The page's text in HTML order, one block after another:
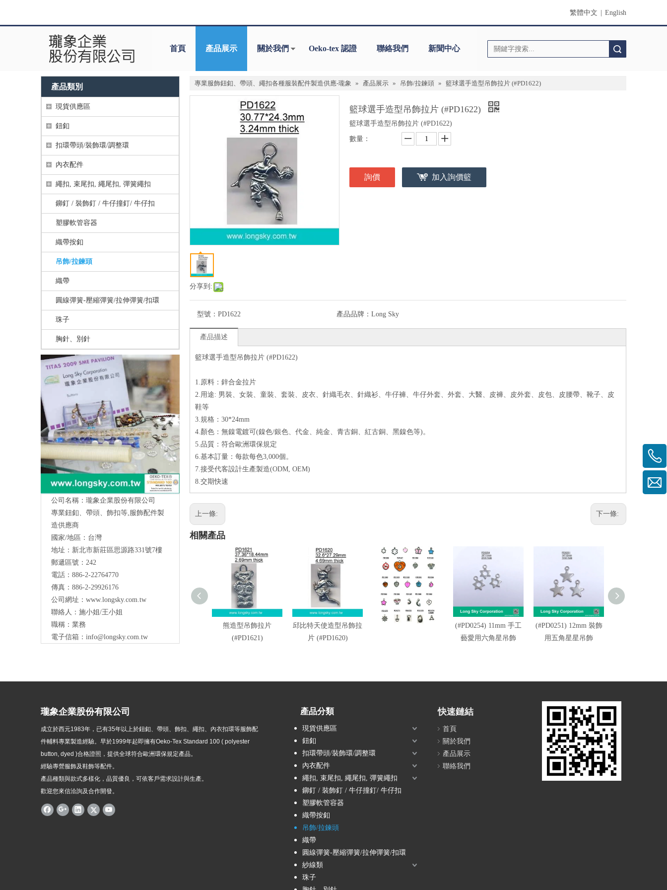
繁體中文 English
首頁 產品展示 關於我們 Oeko-tex 認證 聯絡我們 新聞中心
產品類別
現貨供應區
鈕釦
扣環帶頭/裝飾環/調整環
內衣配件
繩扣, 束尾扣, 繩尾扣, 彈簧繩扣
鉚釘 / 裝飾釘 / 牛仔撞釘/ 牛仔扣
塑膠軟管容器
織帶按釦
吊飾/拉鍊頭
織帶
圓線彈簧-壓縮彈簧/拉伸彈簧/扣環
珠子
胸針、別針
Long Sky- 服裝輔料、鈕扣、扣環、繩扣、
服飾配件製造供應
公司名稱：瓏象企業股份有限公司
專業鈕釦、帶頭、飾扣等,服飾配件製
造供應商
國家/地區：台灣
地址：新北市新莊區思源路331號7樓
郵遞區號：242
電話：886-2-22764770
傳真：886-2-29926176
公司網址： www.longsky.com.tw
聯絡人：施小姐/王小姐
職稱：業務
電子信箱： info@longsky.com.tw
專業服飾鈕釦、帶頭、繩扣各種服裝配件製造供應-瓏象 » 產品展示 » 吊飾/拉鍊頭 » 籃球選手造型吊飾拉片 (#PD1622)
分享到:
籃球選手造型吊飾拉片 (#PD1622)
籃球選手造型吊飾拉片 (#PD1622)
數量：
詢價 加入詢價籃
型號： PD1622 產品品牌： Long Sky
產品描述
籃球選手造型吊飾拉片 (#PD1622)
1.原料：鋅合金拉片
2.用途: 男裝、女裝、童裝、套裝、皮衣、針織毛衣、針織衫、牛仔褲、牛仔外套、外套、大醫、皮褲、皮外套、皮包、皮腰帶、靴子、皮
鞋等
3.規格：30*24mm
4.顏色：無鎳電鍍可(鎳色/銀色、代金、純金、青古銅、紅古銅、黑鎳色等)。
5.品質：符合歐洲環保規定
6.基本訂量：每款每色3,000個。
7.接受代客設計生產製造(ODM, OEM)
8.交期快速
上一條: 下一條:
相關產品
熊造型吊飾拉片
(#PD1621)
邱比特天使造型吊飾拉
片 (#PD1620)
金屬服裝吊飾PD13-1
(#PD0254) 11mm 手工
藝愛用六角星吊飾
(#PD0251) 12mm 裝飾
用五角星星吊飾
瓏象企業股份有限公司
成立於西元1983年， 已有35年以上於鈕釦、帶頭、飾扣、繩扣、內衣扣環等服飾配
件輔料專業製造經驗。早於1999年起即擁有Oeko-Tex Standard 100 ( polyester
button, dyed )合格證照，提供全球符合歐洲環保規定產品。
經驗專營服飾及鞋飾等配件。
產品種類與款式多樣化，品質優良，可依客戶需求設計與生產。
歡迎您來信洽詢及合作開發。
產品分類
現貨供應區
鈕釦
扣環帶頭/裝飾環/調整環
內衣配件
繩扣, 束尾扣, 繩尾扣, 彈簧繩扣
鉚釘 / 裝飾釘 / 牛仔撞釘/ 牛仔扣
塑膠軟管容器
織帶按釦
吊飾/拉鍊頭
織帶
圓線彈簧-壓縮彈簧/拉伸彈簧/扣環
紗線類
珠子
快速鏈結
首頁
關於我們
產品展示
聯絡我們